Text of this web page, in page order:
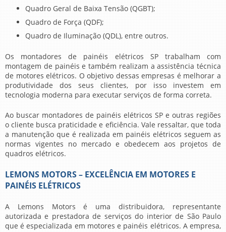
Quadro Geral de Baixa Tensão (QGBT);
Quadro de Força (QDF);
Quadro de Iluminação (QDL), entre outros.
Os montadores de painéis elétricos SPtrabalham com
montagem de painéis e também realizam a assistência técnica
de motores elétricos. O objetivo dessas empresas é melhorar a
produtividade dos seus clientes, por isso investem em
tecnologia moderna para executar serviços de forma correta.
Ao buscar montadores de painéis elétricos SP e outras regiões
o cliente busca praticidade e eficiência. Vale ressaltar, que toda
a manutenção que é realizada em painéis elétricos seguem as
normas vigentes no mercado e obedecem aos projetos de
quadros elétricos.
LEMONS MOTORS – EXCELÊNCIA EM MOTORES E
PAINÉIS ELÉTRICOS
A Lemons Motors é uma distribuidora, representante
autorizada e prestadora de serviços do interior de São Paulo
que é especializada em motores e painéis elétricos. A empresa,